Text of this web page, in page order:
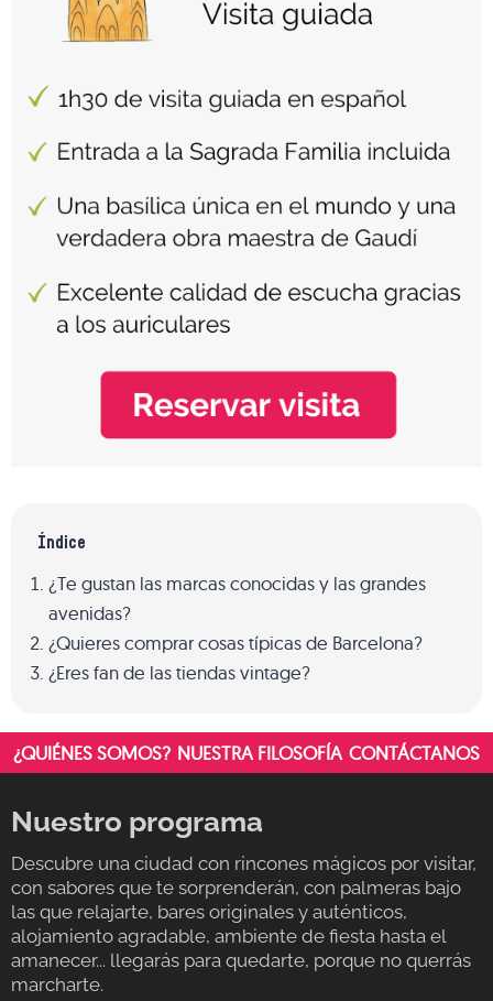
Índice
¿Te gustan las marcas conocidas y las grandes
avenidas?
¿Quieres comprar cosas típicas de Barcelona?
¿Eres fan de las tiendas vintage?
¿QUIÉNES SOMOS? NUESTRA FILOSOFÍA CONTÁCTANOS
Nuestro programa
Descubre una ciudad con rincones mágicos por visitar,
con sabores que te sorprenderán, con palmeras bajo
las que relajarte, bares originales y auténticos,
alojamiento agradable, ambiente de fiesta hasta el
amanecer... llegarás para quedarte, porque no querrás
marcharte.